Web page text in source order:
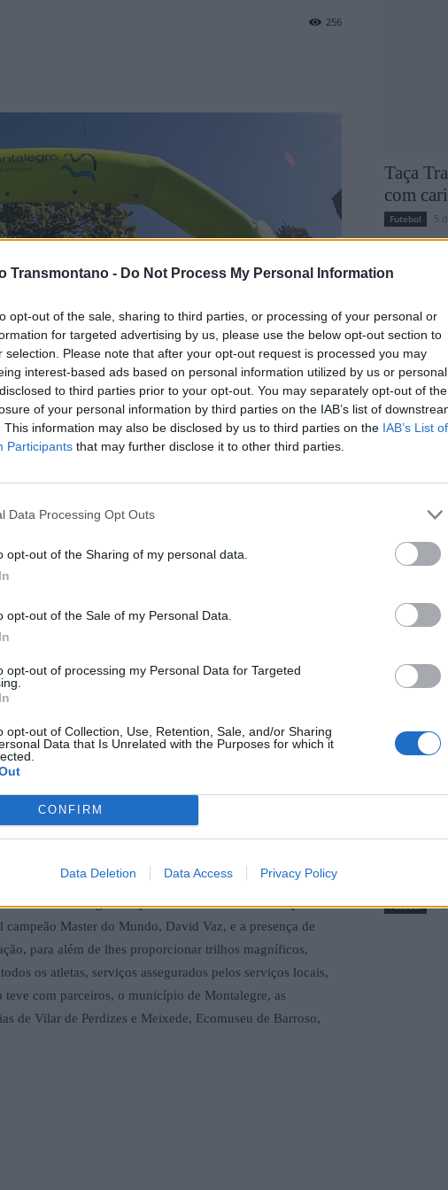
Transmontano - Do Not Process My Personal Information
opt-out of the sale, sharing to third parties, or processing of your personal or
for targeted advertising by us, please use the below opt-out section to
selection. Please note that after your opt-out request is processed you may
interest-based ads based on personal information utilized by us or personal
to third parties prior to your opt-out. You may separately opt-out of the
of your personal information by third parties on the IAB’s list of
This information may also be disclosed by us to third parties on the IAB’s List of
Participants that may further disclose it to other third parties.
Data Processing Opt Outs
opt-out of the Sharing of my personal data.
opt-out of the Sale of my Personal Data.
opt-out of processing my Personal Data for Targeted
opt-out of Collection, Use, Retention, Sale, and/or Sharing
Data that Is Unrelated with the Purposes for which it
CONFIRM
Data Deletion Data Access Privacy Policy
256
mais uma edição do Ibérico Bike Race/Barroso ao
os atletas lutaram contra o relógio e a vertente de lazer
Na opção competitiva, os atletas tiveram de
o percurso atingiu os 80 quilómetros com passagens por
Castanheira e Torgueda. No último dia (4), houve 60
Fírvidas, Zebral, Sarraquinhos, Vilar de Perdizes, Santo
semelhança das grandes voltas, foi atribuído o jersey de
as etapas. Para além da vertente de BTT, foram
e chegada em Montalegre; Dia 4 – partida e chegada
Race / Barroso que contou com cerca de meia centena
Os mais corajosos, na vertente competitiva, tiveram
vila de Montalegre. Os prémios foram distribuídos pelos
campeão Master do Mundo, David Vaz, e a presença de
para além de lhes proporcionar trilhos magníficos,
os atletas, serviços assegurados pelos serviços locais,
com parceiros, o município de Montalegre, as
de Vilar de Perdizes e Meixede, Ecomuseu de Barroso,
Taça
com
Futebol 5
De
Futebol 5
Bruno
após
Futebol 4